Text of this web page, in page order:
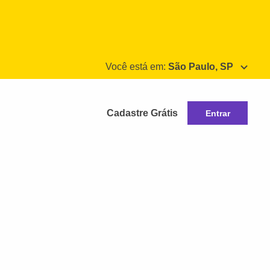
Você está em: São Paulo, SP
Cadastre Grátis Entrar